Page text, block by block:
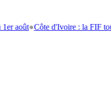
d'Ivoire : la FIF tourne la